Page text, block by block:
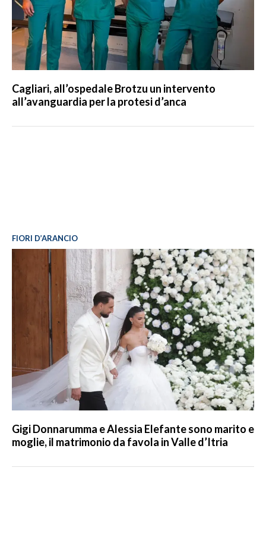
Cagliari, all’ospedale Brotzu un intervento
all’avanguardia per la protesi d’anca
FIORI D’ARANCIO
Gigi Donnarumma e Alessia Elefante sono marito e
moglie, il matrimonio da favola in Valle d’Itria